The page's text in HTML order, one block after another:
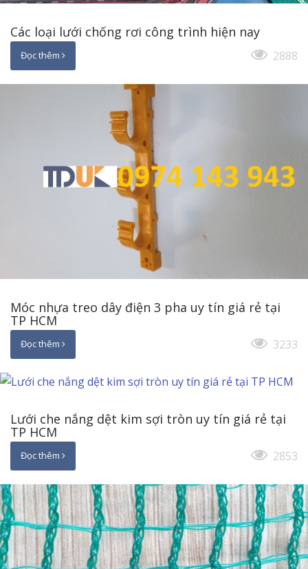
Các loại lưới chống rơi công trình hiện nay
Đọc thêm 2888
Móc nhựa treo dây điện 3 pha uy tín giá rẻ tại
TP HCM
Đọc thêm 3233
Lưới che nắng dệt kim sợi tròn uy tín giá rẻ tại
TP HCM
Đọc thêm 2853